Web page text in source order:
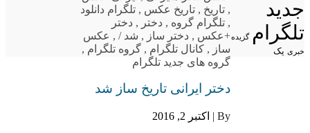
, تاریخ , تاریخ عکس , تلگرام دانلود
, تلگرام گروه , دختر , دختر
+عکس , دختر ساز , شد /, عکس
ساز , کانال تلگرام , گروه تلگرام ,
گروه های جدید تلگرام
دختر ایرانی تاریخ ساز شد
By | اکتبر 2, 2016
جدید
تلگرام گزیده
خبری یک